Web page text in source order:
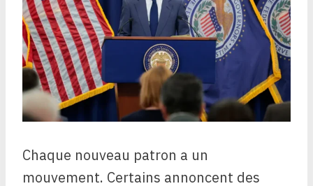
Chaque nouveau patron a un
mouvement. Certains annoncent des